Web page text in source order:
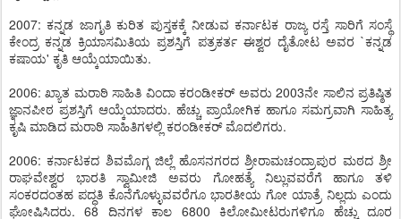
2007: ಕನ್ನಡ ಜಾಗೃತಿ ಕುರಿತ ಪುಸ್ತಕಕ್ಕೆ ನೀಡುವ ಕರ್ನಾಟಕ ರಾಜ್ಯ ರಸ್ತೆ ಸಾರಿಗೆ ಸಂಸ್ಥೆ
ಕೇಂದ್ರ ಕನ್ನಡ ಕ್ರಿಯಾಸಮಿತಿಯ ಪ್ರಶಸ್ತಿಗೆ ಪತ್ರಕರ್ತ ಈಶ್ವರ ದೈತೋಟ ಅವರ `ಕನ್ನಡ
ಕಷಾಯ' ಕೃತಿ ಆಯ್ಕೆಯಾಯಿತು.
2006: ಖ್ಯಾತ ಮರಾಠಿ ಸಾಹಿತಿ ವಿಂದಾ ಕರಂಡೀಕರ್ ಅವರು 2003ನೇ ಸಾಲಿನ ಪ್ರತಿಷ್ಠಿತ
ಜ್ಞಾನಪೀಠ ಪ್ರಶಸ್ತಿಗೆ ಆಯ್ಕೆಯಾದರು. ಹೆಚ್ಚು ಪ್ರಾಯೋಗಿಕ ಹಾಗೂ ಸಮಗ್ರವಾಗಿ ಸಾಹಿತ್ಯ
ಕೃಷಿ ಮಾಡಿದ ಮರಾಠಿ ಸಾಹಿತಿಗಳಲ್ಲಿ ಕರಂಡೀಕರ್ ಮೊದಲಿಗರು.
2006: ಕರ್ನಾಟಕದ ಶಿವಮೊಗ್ಗ ಜಿಲ್ಲೆ ಹೊಸನಗರದ ಶ್ರೀರಾಮಚಂದ್ರಾಪುರ ಮಠದ ಶ್ರೀ
ರಾಘವೇಶ್ವರ ಭಾರತಿ ಸ್ವಾಮೀಜಿ ಅವರು ಗೋಹತ್ಯೆ ನಿಲ್ಲುವವರೆಗೆ ಹಾಗೂ ತಳಿ
ಸಂಕರದಂತಹ ಪದ್ಧತಿ ಕೊನೆಗೊಳ್ಳುವವರೆಗೂ ಭಾರತೀಯ ಗೋ ಯಾತ್ರೆ ನಿಲ್ಲದು ಎಂದು
ಘೋಷಿಸಿದರು. 68 ದಿನಗಳ ಕಾಲ 6800 ಕಿಲೋಮೀಟರುಗಳಿಗೂ ಹೆಚ್ಚು ದೂರ